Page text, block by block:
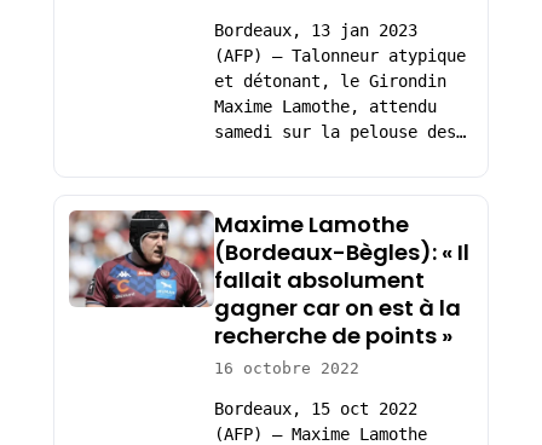
Bordeaux, 13 jan 2023
(AFP) – Talonneur atypique
et détonant, le Girondin
Maxime Lamothe, attendu
samedi sur la pelouse des…
Maxime Lamothe
(Bordeaux-Bègles): « Il
fallait absolument
gagner car on est à la
recherche de points »
16 octobre 2022
Bordeaux, 15 oct 2022
(AFP) – Maxime Lamothe